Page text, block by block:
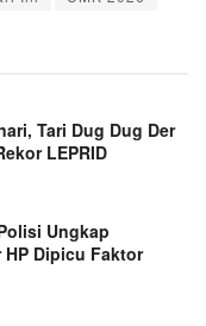
Tari Dug Dug Der
LEPRID
Ungkap
Dipicu Faktor